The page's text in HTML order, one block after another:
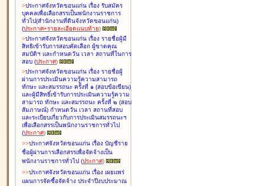
>ประกาศจังหวัดขอนแก่น เรื่อง รับสมัคร
บุคคลเพื่อเลือกสรรเป็นพนักงานราชการ
ทั่วไป(สำนักงานที่ดินจังหวัดขอนแก่น)
(ประกาศ+รายละเอียดแนบท้าย)
>ประกาศจังหวัดขอนแก่น เรื่อง รายชื่อผู้มี
สิทธิเข้ารับการสอบคัดเลือก ผู้ขาดคุณ
สมบัติฯ และกำหนดวัน เวลา สถานที่ในการ
สอบ (ประกาศ)
>ประกาศจังหวัดขอนแก่น เรื่อง รายชื่อผู้
ผ่านการประเมินความรู้ความสามารถ
ทักษะ และสมรรถนะ ครั้งที่ ๑ (สอบข้อเขียน)
และผู้มีสิทธิ์เข้ารับการประเมินความรู้ความ
สามารถ ทักษะ และสมรรถนะ ครั้งที่ ๒ (สอบ
สัมภาษณ์) กำหนดวัน เวลา สถานที่สอบ
และระเบียบเกี่ยวกับการประเมินสมรรถนะฯ
เพื่อเลือกสรรเป็นพนักงานราชการทั่วไป
(ประกาศ)
>>ประกาศจังหวัดขอนแก่น เรื่อง บัญชีราย
ชื่อผู้ผ่านการเลือกสรรเพื่อจัดจ้างเป็น
พนักงานราชการทั่วไป (ประกาศ)
>>ประกาศจังหวัดขอนแก่น เรื่อง เผยแพร่
แผนการจัดซื้อจัดจ้าง ประจำปีงบประมาณ